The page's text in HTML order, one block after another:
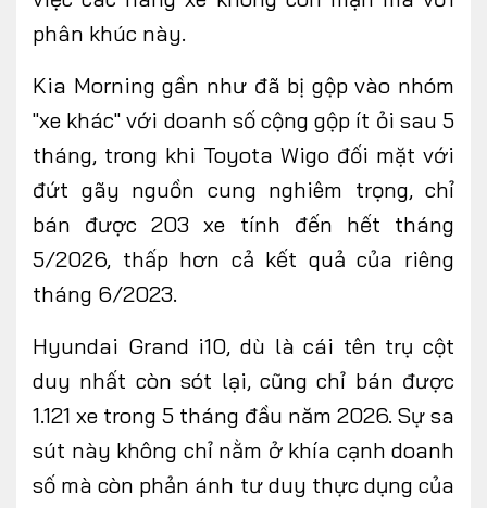
phân khúc này.
Kia Morning gần như đã bị gộp vào nhóm
"xe khác" với doanh số cộng gộp ít ỏi sau 5
tháng, trong khi Toyota Wigo đối mặt với
đứt gãy nguồn cung nghiêm trọng, chỉ
bán được 203 xe tính đến hết tháng
5/2026, thấp hơn cả kết quả của riêng
tháng 6/2023.
Hyundai Grand i10, dù là cái tên trụ cột
duy nhất còn sót lại, cũng chỉ bán được
1.121 xe trong 5 tháng đầu năm 2026. Sự sa
sút này không chỉ nằm ở khía cạnh doanh
số mà còn phản ánh tư duy thực dụng của